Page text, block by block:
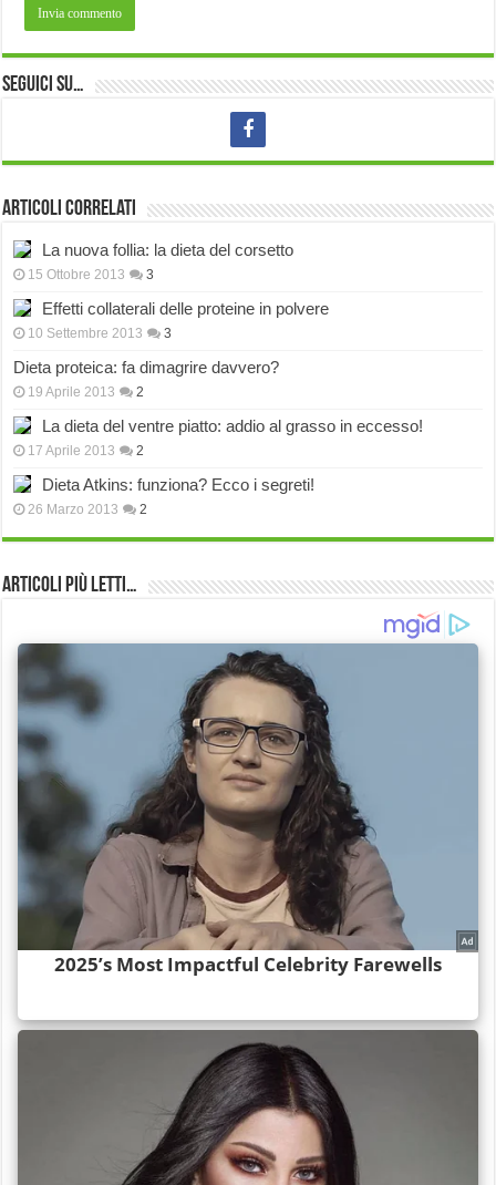
Seguici su…
Articoli correlati
La nuova follia: la dieta del corsetto
15 Ottobre 2013 3
Effetti collaterali delle proteine in polvere
10 Settembre 2013 3
Dieta proteica: fa dimagrire davvero?
19 Aprile 2013 2
La dieta del ventre piatto: addio al grasso in eccesso!
17 Aprile 2013 2
Dieta Atkins: funziona? Ecco i segreti!
26 Marzo 2013 2
Articoli più Letti…